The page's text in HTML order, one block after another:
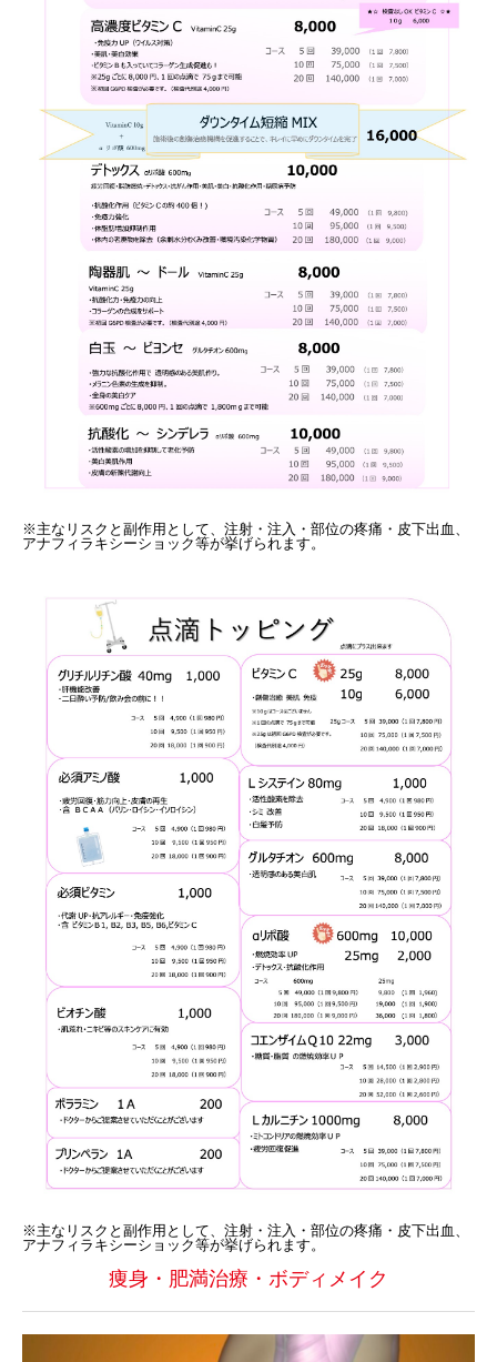
※主なリスクと副作用として、注射・注入・部位の疼痛・皮下出血、
アナフィラキシーショック等が挙げられます。
※主なリスクと副作用として、注射・注入・部位の疼痛・皮下出血、
アナフィラキシーショック等が挙げられます。
痩身・肥満治療・ボディメイク